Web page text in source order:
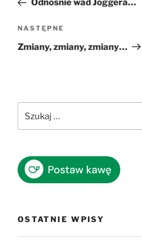
Odnośnie wad Joggera…
Następny
wpis
NASTĘPNE
Zmiany, zmiany, zmiany…
OSTATNIE WPISY